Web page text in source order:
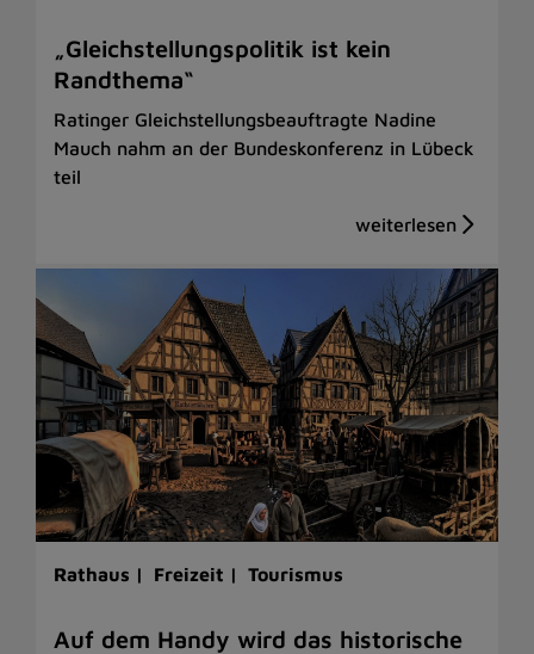
„Gleichstellungspolitik ist kein
Randthema“
Ratinger Gleichstellungsbeauftragte Nadine
Mauch nahm an der Bundeskonferenz in Lübeck
teil
Rathaus | Freizeit | Tourismus
Auf dem Handy wird das historische